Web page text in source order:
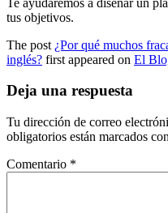
tus objetivos.
The post ¿Por qué muchos
inglés? first appeared on El
Deja una respuesta
Tu dirección de correo
obligatorios están marcados con
Comentario *